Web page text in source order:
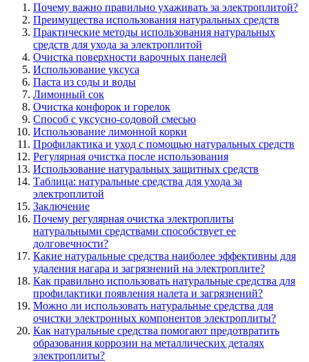
Почему важно правильно ухаживать за электроплитой?
Преимущества использования натуральных средств
Практические методы использования натуральных
средств для ухода за электроплитой
Очистка поверхности варочных панелей
Использование уксуса
Паста из соды и воды
Лимонный сок
Очистка конфорок и горелок
Способ с уксусно-содовой смесью
Использование лимонной корки
Профилактика и уход с помощью натуральных средств
Регулярная очистка после использования
Использование натуральных защитных средств
Таблица: натуральные средства для ухода за
электроплитой
Заключение
Почему регулярная очистка электроплиты
натуральными средствами способствует ее
долговечности?
Какие натуральные средства наиболее эффективны для
удаления нагара и загрязнений на электроплите?
Как правильно использовать натуральные средства для
профилактики появления налета и загрязнений?
Можно ли использовать натуральные средства для
очистки электронных компонентов электроплиты?
Как натуральные средства помогают предотвратить
образования коррозии на металлических деталях
электроплиты?